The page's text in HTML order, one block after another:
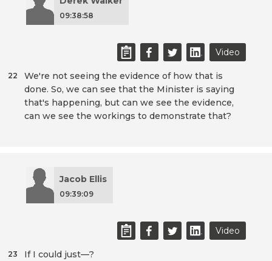
09:38:58
Video
We're not seeing the evidence of how that is
done. So, we can see that the Minister is saying
that's happening, but can we see the evidence,
can we see the workings to demonstrate that?
22
Jacob Ellis
09:39:09
Video
If I could just—?
23